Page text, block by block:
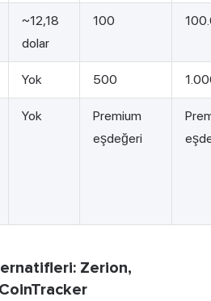
~12,18
dolar
100
Yok 500
Yok
Premium
eşdeğeri
Zerion,